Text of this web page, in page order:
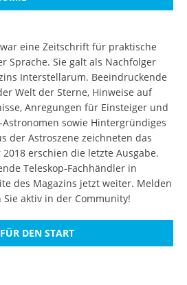
eine Zeitschrift für praktische
Sprache. Sie galt als Nachfolger
Interstellarum. Beeindruckende
Welt der Sterne, Hinweise auf
Anregungen für Einsteiger und
sowie Hintergründiges
der Astroszene zeichneten das
erschien die letzte Ausgabe.
Teleskop-Fachhändler in
des Magazins jetzt weiter. Melden
aktiv in der Community!
DEN START